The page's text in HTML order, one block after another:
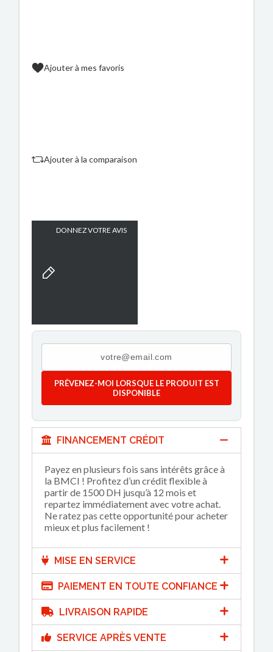
Ajouter à mes favoris
Ajouter à la comparaison
DONNEZ VOTRE AVIS
PRÉVENEZ-MOI LORSQUE LE PRODUIT EST
DISPONIBLE
FINANCEMENT CRÉDIT
Payez en plusieurs fois sans intérêts grâce à
la BMCI ! Profitez d’un crédit flexible à
partir de 1500 DH jusqu’à 12 mois et
repartez immédiatement avec votre achat.
Ne ratez pas cette opportunité pour acheter
mieux et plus facilement !
MISE EN SERVICE
PAIEMENT EN TOUTE CONFIANCE
LIVRAISON RAPIDE
SERVICE APRÈS VENTE